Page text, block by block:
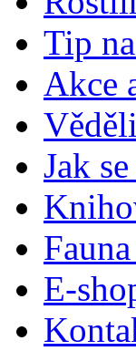
Tip
Akce
Jak
E-